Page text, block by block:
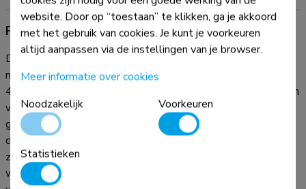
Productinformatie
De Neomounts DS70PLUS-450BL1 NEXT Core is een full
motion monitorarm voor een curved ultra-wide schermen tot
49". De steun heeft een verstevigde kop speciaal ontworpen
voor curved ultra-wide schermen en om een hoger maximaal
gewicht tot 18 kg te kunnen dragen (curved 14 kg). Dankzij
de veelzijdige kantel- (90°), roteer- (360°) en
zwenktechnologie (180°) kan de bureausteun aangepast
worden naar iedere gewenste kijkhoek en kan optimaal
website. Door op “toestaan” te klikken, ga je akkoord
met het gebruik van cookies. Je kunt je voorkeuren
altijd aanpassen via de instellingen van je browser.
Meer informatie over cookies
Noodzakelijk
Voorkeuren
Statistieken